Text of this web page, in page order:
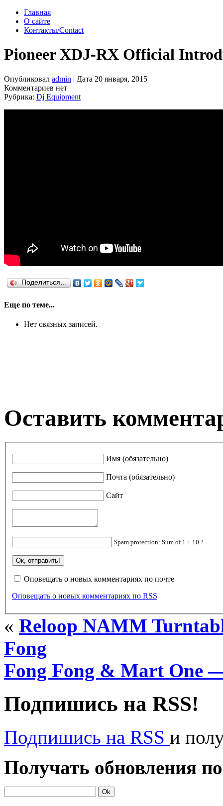
Главная
О сайте
Контакты/Contact
Pioneer XDJ-RX Official
Опубликовал admin | Дата 20 января, 2015
Комментариев нет
Рубрика: Dj Equipment
Поделиться…
Еще по теме...
Нет связных записей.
Оставить
Имя (обязательно)
Почта (обязательно)
Сайт
Spam protection: Sum of 1 + 10 ?
Оповещать о новых комментариях по почте
Оповещать о новых комментариях по RSS
« Reloop NAMM
Fong
Fong Fong & Mart One
Подпишись на RSS!
Подпишись на RSS и
Получать обновления